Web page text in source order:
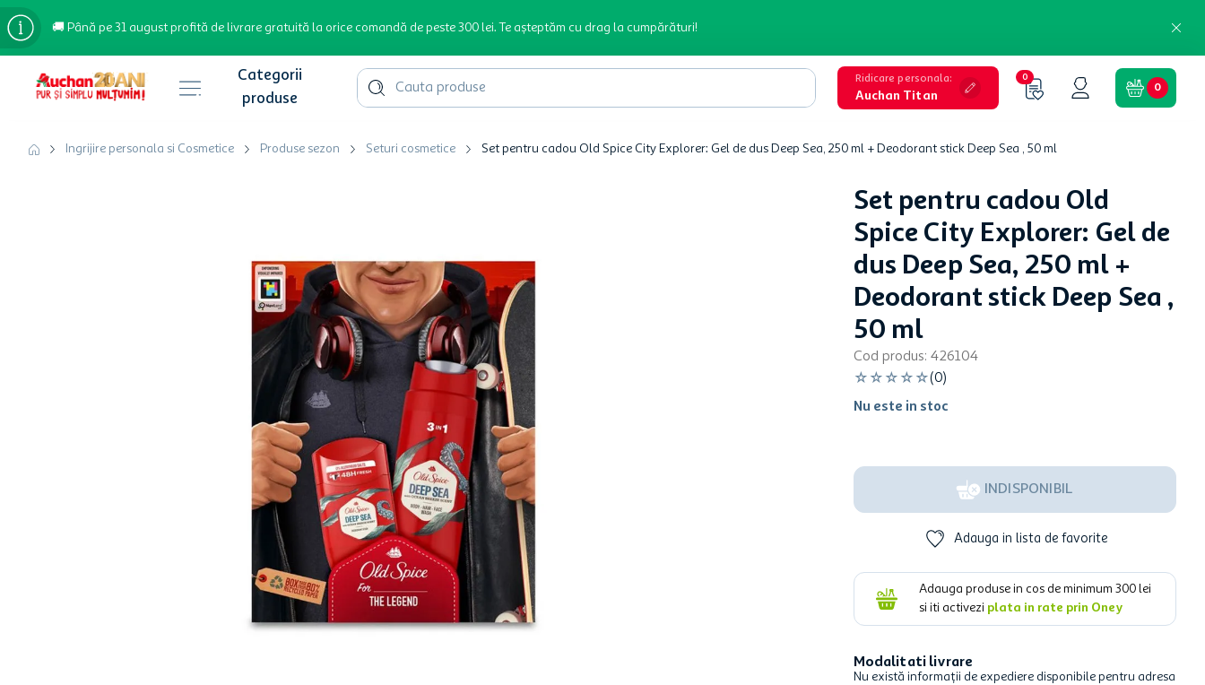
🚚 Până pe 31 august profită de livrare gratuită la orice comandă de peste 300 lei. Te așteptăm cu drag la cumpărături!
Cauta produse
apa plata
cafea boabe
garden star
hartie igienica
ciocolata
Ridicare personala:
Auchan Titan
0
0
Ingrijire personala si Cosmetice Produse sezon Seturi cosmetice Set pentru cadou Old Spice City Explorer: Gel de dus Deep Sea, 250 ml + Deodorant stick Deep Sea , 50 ml
Set pentru cadou Old
Spice City Explorer: Gel de
dus Deep Sea, 250 ml +
Deodorant stick Deep Sea ,
50 ml
Cod produs: 426104
☆ ☆ ☆ ☆ ☆(0)
Nu este in stoc
INDISPONIBIL
Adauga in lista de favorite
Adauga produse in cos de minimum 300 lei
si iti activezi plata in rate prin Oney
Modalitati livrare
Nu există informații de expediere disponibile pentru adresa